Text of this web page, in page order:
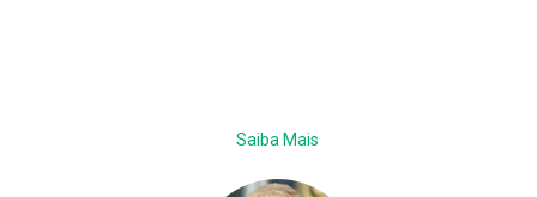
Saiba Mais